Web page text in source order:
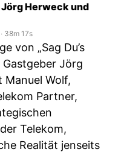
Jörg Herweck und
‧ 38m 17s
von „Sag Du’s
Gastgeber Jörg
Manuel Wolf,
Partner,
Telekom,
Realität jenseits